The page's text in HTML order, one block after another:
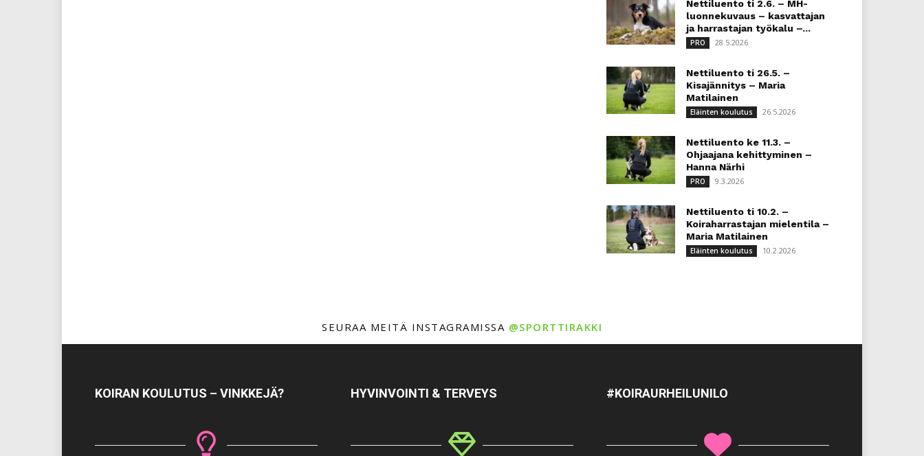
Nettiluento ti 2.6. – MH-
luonnekuvaus – kasvattajan
ja harrastajan työkalu –...
PRO 28.5.2026
Nettiluento ti 26.5. –
Kisajännitys – Maria
Matilainen
Eläinten koulutus 26.5.2026
Nettiluento ke 11.3. –
Ohjaajana kehittyminen –
Hanna Närhi
PRO 9.3.2026
Nettiluento ti 10.2. –
Koiraharrastajan mielentila –
Maria Matilainen
Eläinten koulutus 10.2.2026
SEURAA MEITÄ INSTAGRAMISSA @SPORTTIRAKKI
KOIRAN KOULUTUS – VINKKEJÄ? HYVINVOINTI & TERVEYS #KOIRAURHEILUNILO